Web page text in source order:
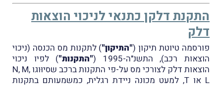
התקנת דלקן כתנאי לניכוי הוצאות
דלק
פורסמה טיוטת תיקון ("התיקון") לתקנות מס הכנסה (ניכוי
הוצאות רכב), התשנ"ה-1995 (
"התקנות") לפיו ניכוי
הוצאות דלק לצורכי מס על-פי התקנות ברכב
שסיוּוגו N, M,
L או T, למעט מכונה ניידת רגלית, כמשמעותם בתקנות